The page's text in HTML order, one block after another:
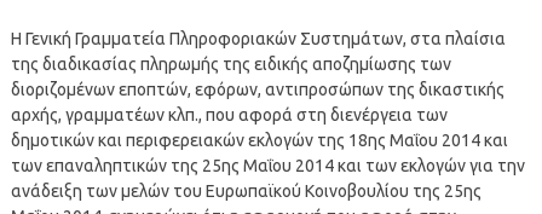
Η Γενική Γραμματεία Πληροφοριακών Συστημάτων, στα πλαίσια
της διαδικασίας πληρωμής της ειδικής αποζημίωσης των
διοριζομένων εποπτών, εφόρων, αντιπροσώπων της δικαστικής
αρχής, γραμματέων κλπ., που αφορά στη διενέργεια των
δημοτικών και περιφερειακών εκλογών της 18ης Μαΐου 2014 και
των επαναληπτικών της 25ης Μαΐου 2014 και των εκλογών για την
ανάδειξη των μελών του Ευρωπαϊκού Κοινοβουλίου της 25ης